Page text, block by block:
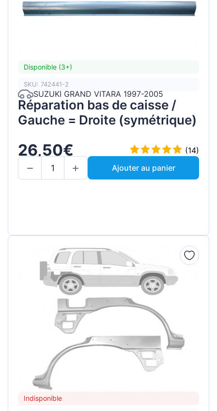
Disponible (3+)
SKU: 742441-2
SUZUKI GRAND VITARA 1997-2005
Réparation bas de caisse /
Gauche = Droite (symétrique)
26,50€
(14)
Ajouter au panier
Indisponible